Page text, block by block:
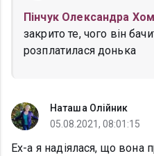
Пінчук Олександра
закрито те, чого він
розплатилася донька
Наташа Олійник
05.08.2021, 08:01:15
Ех-а я надіялася, що вона